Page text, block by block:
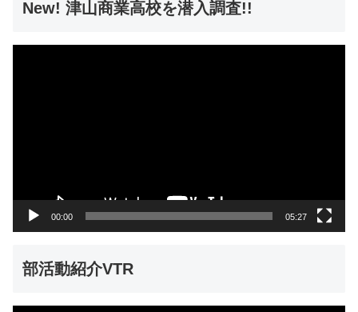
New! 津山商業高校を潜入調査!!
00:00 05:27
部活動紹介VTR